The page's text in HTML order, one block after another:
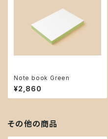
Note book Green
¥2,860
その他の商品